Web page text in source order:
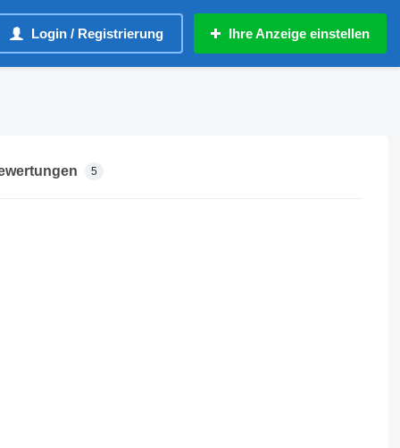
Login / Registrierung Ihre Anzeige einstellen
5